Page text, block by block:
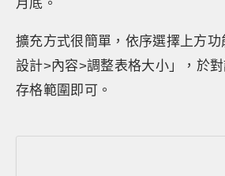
月底。
擴充方式很簡單，依序選擇上方
設計>內容>調整表格大小」，於
存格範圍即可。